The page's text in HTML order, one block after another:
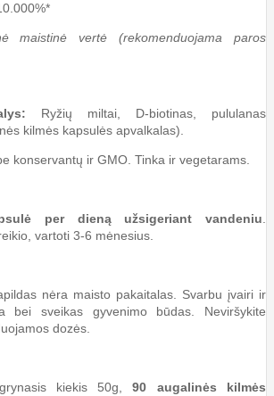
maistinė vertė (rekomenduojama paros
Ryžių miltai, D-biotinas, pululanas
kilmės kapsulės apvalkalas).
konservantų ir GMO. Tinka ir vegetarams.
per dieną užsigeriant vandeniu
vartoti 3-6 mėnesius.
nėra maisto pakaitalas. Svarbu įvairi ir
bei sveikas gyvenimo būdas. Neviršykite
dozės.
kiekis 50g,90 augalinės kilmės